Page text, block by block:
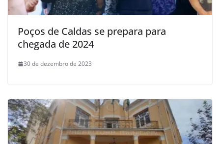
Poços de Caldas se prepara para
chegada de 2024
30 de dezembro de 2023